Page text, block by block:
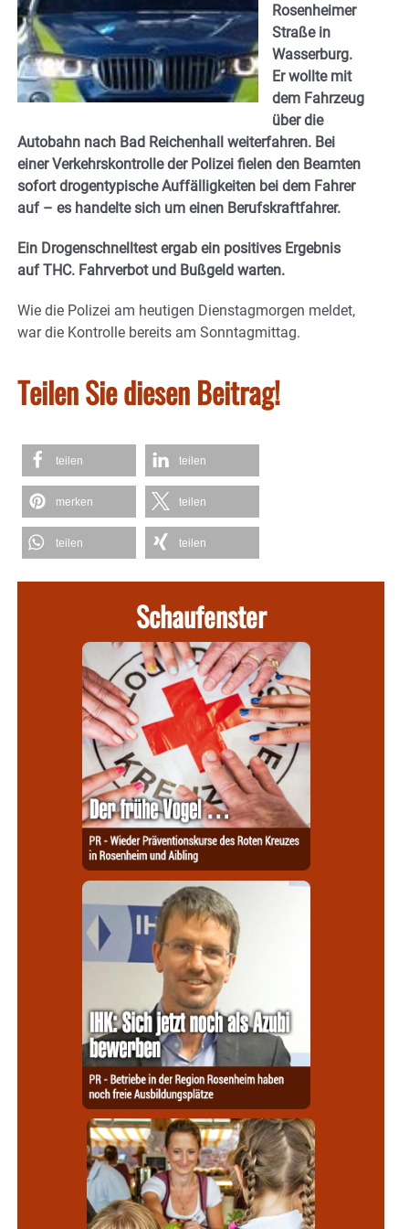
Rosenheimer
Straße in
Wasserburg.
Er wollte mit
dem Fahrzeug
über die
Autobahn nach Bad Reichenhall weiterfahren. Bei
einer Verkehrskontrolle der Polizei fielen den Beamten
sofort drogentypische Auffälligkeiten bei dem Fahrer
auf – es handelte sich um einen Berufskraftfahrer.
Ein Drogenschnelltest ergab ein positives Ergebnis
auf THC. Fahrverbot und Bußgeld warten.
Wie die Polizei am heutigen Dienstagmorgen meldet,
war die Kontrolle bereits am Sonntagmittag.
Teilen Sie diesen Beitrag!
teilen teilen
merken teilen
teilen teilen
Schaufenster